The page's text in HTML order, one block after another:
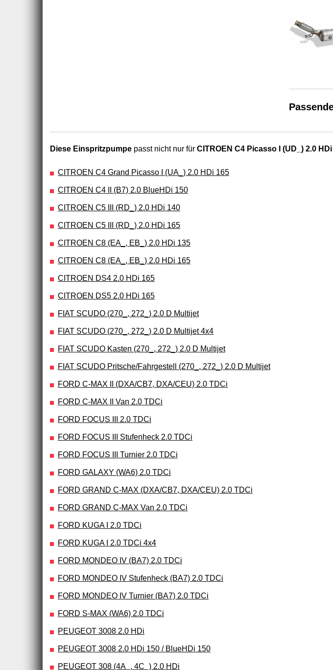
Diese Einspritzpumpe passt nicht nur für CITROEN C4 Picasso I (UD_) 2.0
CITROEN C4 Grand Picasso I (UA_) 2.0 HDi 165
CITROEN C4 II (B7) 2.0 BlueHDi 150
CITROEN C5 III (RD_) 2.0 HDi 140
CITROEN C5 III (RD_) 2.0 HDi 165
CITROEN C8 (EA_, EB_) 2.0 HDi 135
CITROEN C8 (EA_, EB_) 2.0 HDi 165
CITROEN DS4 2.0 HDi 165
CITROEN DS5 2.0 HDi 165
FIAT SCUDO (270_, 272_) 2.0 D Multijet
FIAT SCUDO (270_, 272_) 2.0 D Multijet 4x4
FIAT SCUDO Kasten (270_, 272_) 2.0 D Multijet
FIAT SCUDO Pritsche/Fahrgestell (270_, 272_) 2.0 D Multijet
FORD C-MAX II (DXA/CB7, DXA/CEU) 2.0 TDCi
FORD C-MAX II Van 2.0 TDCi
FORD FOCUS III 2.0 TDCi
FORD FOCUS III Stufenheck 2.0 TDCi
FORD FOCUS III Turnier 2.0 TDCi
FORD GALAXY (WA6) 2.0 TDCi
FORD GRAND C-MAX (DXA/CB7, DXA/CEU) 2.0 TDCi
FORD GRAND C-MAX Van 2.0 TDCi
FORD KUGA I 2.0 TDCi
FORD KUGA I 2.0 TDCi 4x4
FORD MONDEO IV (BA7) 2.0 TDCi
FORD MONDEO IV Stufenheck (BA7) 2.0 TDCi
FORD MONDEO IV Turnier (BA7) 2.0 TDCi
FORD S-MAX (WA6) 2.0 TDCi
PEUGEOT 3008 2.0 HDi
PEUGEOT 3008 2.0 HDi 150 / BlueHDi 150
PEUGEOT 308 (4A_, 4C_) 2.0 HDi